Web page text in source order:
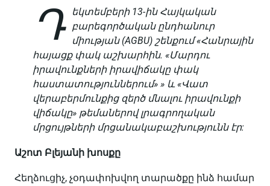
Դ
եկտեմբերի 13-ին Հայկական
բարեգործական ընդհանուր
միության (AGBU) շենքում «Հանրային
հայացք փակ աշխարհին. «Մարդու
իրավունքների իրավիճակը փակ
հաստատություններում» » և «Վատ
վերաբերմունքից զերծ մնալու իրավունքի
վիճակը» թեմաներով լրագրողական
մրցույթների մրցանակաբաշխությունն էր:
Աշոտ Բլեյանի խոսքը
Հեղձուցիչ, չօդափոխվող տարածքը ինձ համար